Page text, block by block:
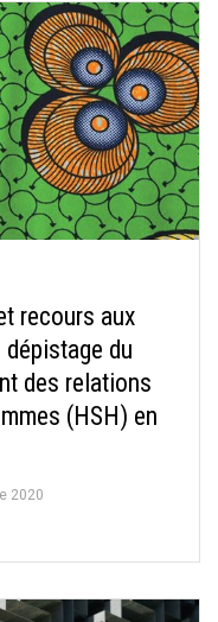
recours aux
du
des relations
(HSH) en
2020